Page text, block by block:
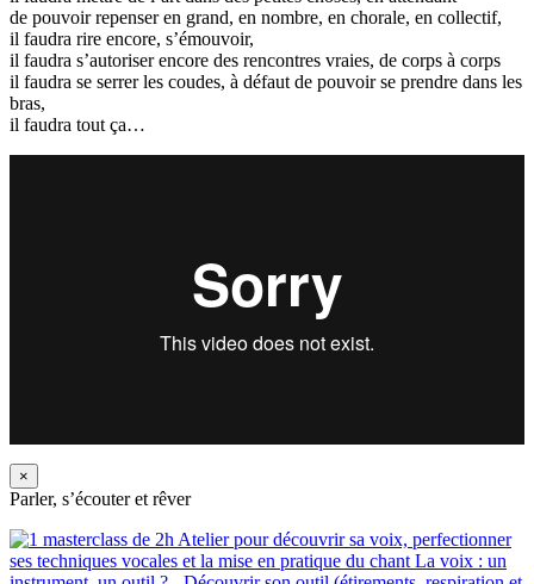
de pouvoir repenser en grand, en nombre, en chorale, en collectif,
il faudra rire encore, s’émouvoir,
il faudra s’autoriser encore des rencontres vraies, de corps à corps
il faudra se serrer les coudes, à défaut de pouvoir se prendre dans les
bras,
il faudra tout ça…
×
Parler, s’écouter et rêver